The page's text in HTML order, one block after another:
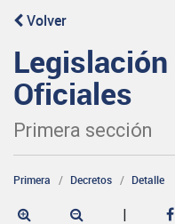
Volver
Oficiales
Primera sección
Primera Decretos Detalle
|